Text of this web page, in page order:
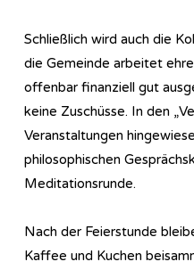
Schließlich wird auch die
die Gemeinde arbeitet
offenbar finanziell gut
keine Zuschüsse. In den
Veranstaltungen
philosophischen
Meditationsrunde.
Nach der Feierstunde
Kaffee und Kuchen